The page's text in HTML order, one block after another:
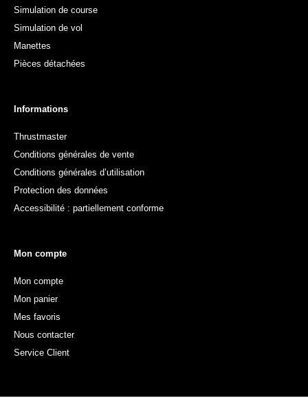
Simulation de course
Simulation de vol
Manettes
Pièces détachées
Informations
Thrustmaster
Conditions générales de vente
Conditions générales d’utilisation
Protection des données
Accessibilité : partiellement conforme
Mon compte
Mon compte
Mon panier
Mes favoris
Nous contacter
Service Client